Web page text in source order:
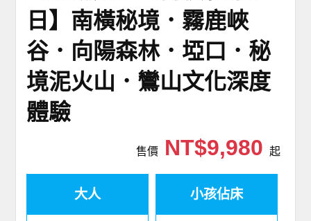
日】南橫秘境．霧鹿峽
谷．向陽森林．埡口．秘
境泥火山．鸞山文化深度
體驗
售價NT$9,980 起
大人 小孩佔床